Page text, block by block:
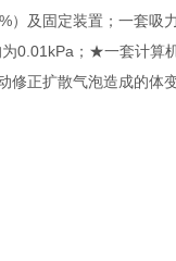
及固定装置；一套吸
0.01kPa；★一套计算
正扩散气泡造成的体